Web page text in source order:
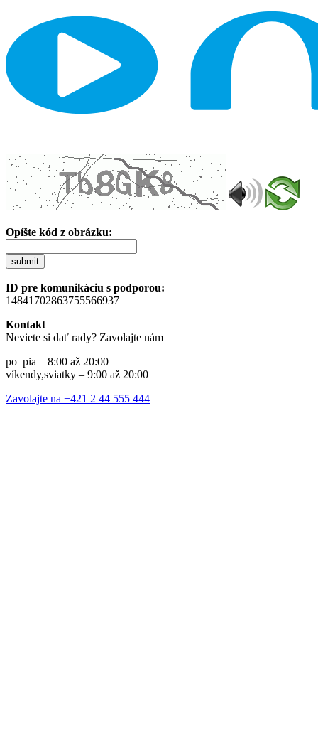
Opíšte kód z obrázku:
submit
ID pre komunikáciu s podporou:
14841702863755566937
Kontakt
Neviete si dať rady? Zavolajte nám
po–pia – 8:00 až 20:00
víkendy,sviatky – 9:00 až 20:00
Zavolajte na +421 2 44 555 444